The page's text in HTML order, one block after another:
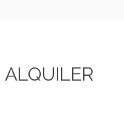
ALQUILER